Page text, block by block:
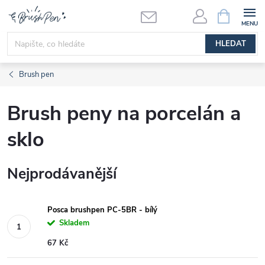
obsah
HLEDAT
NÁKUPNÍ
KOŠÍK
Brush pen
Brush peny na porcelán a
sklo
Nejprodávanější
Posca brushpen PC-5BR - bílý
Skladem
67 Kč